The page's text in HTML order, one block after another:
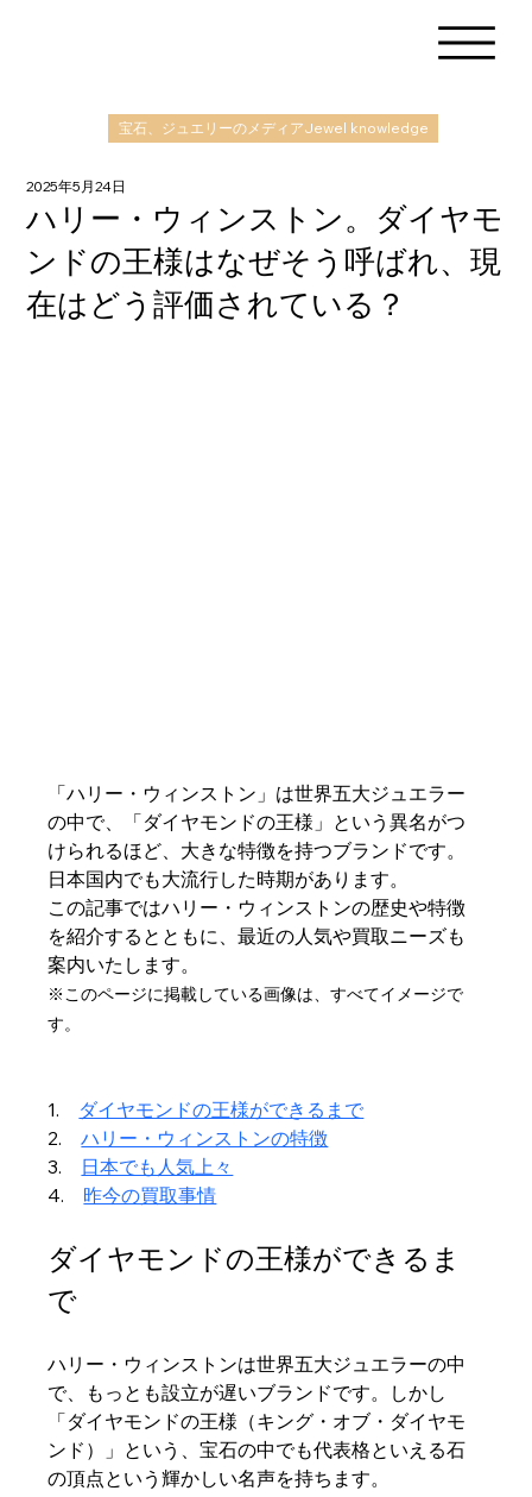
宝石、ジュエリーのメディアJewel knowledge
ハリー・ウィンストン。ダイヤモ
ンドの王様はなぜそう呼ばれ、現
在はどう評価されている？
2025年5月24日
「ハリー・ウィンストン」は世界五大ジュエラー
の中で、「ダイヤモンドの王様」という異名がつ
けられるほど、大きな特徴を持つブランドです。
日本国内でも大流行した時期があります。
この記事ではハリー・ウィンストンの歴史や特徴
を紹介するとともに、最近の人気や買取ニーズも
案内いたします。
※このページに掲載している画像は、すべてイメージで
す。
1. ダイヤモンドの王様ができるまで
2. ハリー・ウィンストンの特徴
3. 日本でも人気上々
4. 昨今の買取事情
ダイヤモンドの王様ができるま
で
ハリー・ウィンストンは世界五大ジュエラーの中
で、もっとも設立が遅いブランドです。しかし
「ダイヤモンドの王様（キング・オブ・ダイヤモ
ンド）」という、宝石の中でも代表格といえる石
の頂点という輝かしい名声を持ちます。